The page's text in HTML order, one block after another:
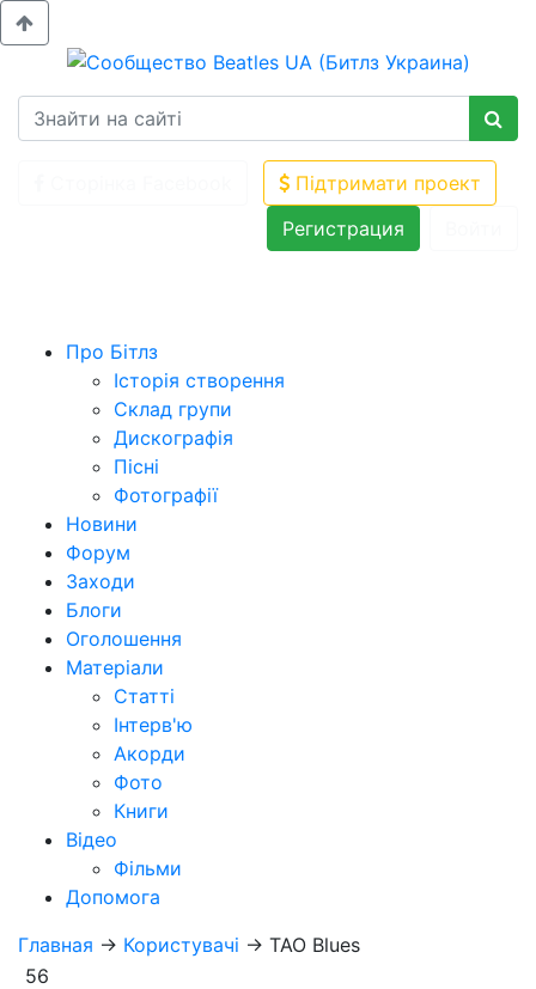
Підтримати проект
Регистрация
Про Бітлз
Історія створення
Склад групи
Дискографія
Пісні
Фотографії
Новини
Форум
Заходи
Блоги
Оголошення
Матеріали
Статті
Інтерв'ю
Акорди
Фото
Книги
Відео
Фільми
Допомога
Главная → Користувачі → ТАО Blues
56